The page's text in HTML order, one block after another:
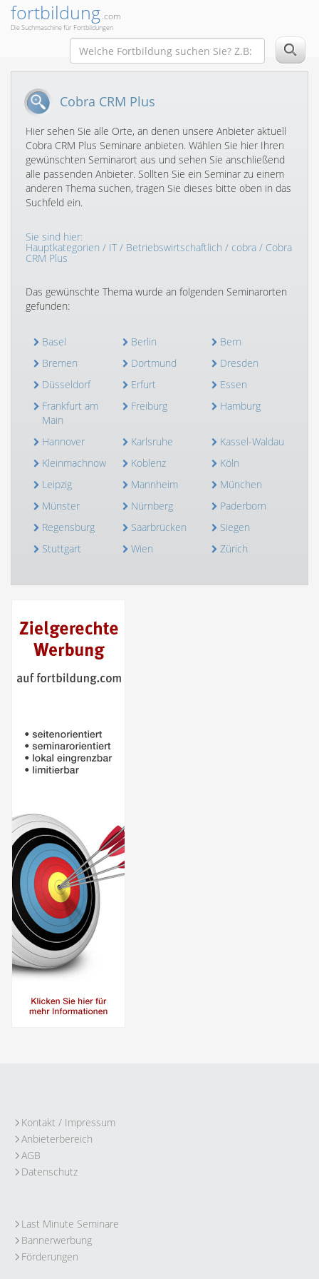
fortbildung.com
Die Suchmaschine für Fortbildungen
Cobra CRM Plus
Hier sehen Sie alle Orte, an denen unsere Anbieter aktuell
Cobra CRM Plus Seminare anbieten. Wählen Sie hier Ihren
gewünschten Seminarort aus und sehen Sie anschließend
alle passenden Anbieter. Sollten Sie ein Seminar zu einem
anderen Thema suchen, tragen Sie dieses bitte oben in das
Suchfeld ein.
Sie sind hier:
Hauptkategorien / IT/ Betriebswirtschaftlich / cobra / Cobra
CRM Plus
Das gewünschte Thema wurde an folgenden Seminarorten
gefunden:
Basel Berlin
Bern
Bremen
Dortmund
Dresden
Düsseldorf
Erfurt
Essen
Frankfurt am
Main
Freiburg Hamburg
Hannover Karlsruhe
Kassel-Waldau
Kleinmachnow
Koblenz
Köln
Leipzig
Mannheim
München
Münster
Nürnberg
Paderborn
Regensburg
Saarbrücken
Siegen
Stuttgart
Wien Zürich
Kontakt / Impressum
Anbieterbereich
AGB
Datenschutz
Last Minute Seminare
Bannerwerbung
Förderungen